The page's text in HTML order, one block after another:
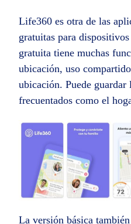
Life360 es otra de las
gratuitas para
gratuita tiene muchas
ubicación, uso
ubicación. Puede guardar
frecuentados como el
La versión básica